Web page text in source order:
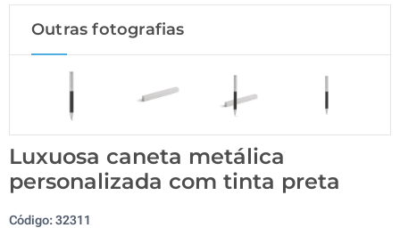
Outras fotografias
Luxuosa caneta metálica
personalizada com tinta preta
Código:32311